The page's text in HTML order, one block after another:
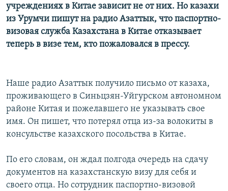
учреждениях в Китае зависит не от них. Но казахи
из Урумчи пишут на радио Азаттык, что паспортно-
визовая служба Казахстана в Китае отказывает
теперь в визе тем, кто пожаловался в прессу.
Наше радио Азаттык получило письмо от казаха,
проживающего в Синьцзян-Уйгурском автономном
районе Китая и пожелавшего не указывать свое
имя. Он пишет, что потерял отца из-за волокиты в
консульстве казахского посольства в Китае.
По его словам, он ждал полгода очередь на сдачу
документов на казахстанскую визу для себя и
своего отца. Но сотрудник паспортно-визовой